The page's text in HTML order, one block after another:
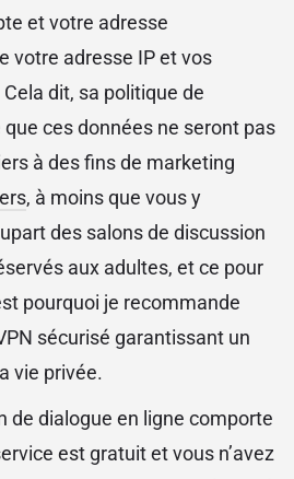
et votre adresse
votre adresse IP et vos
dit, sa politique de
ces données ne seront pas
à des fins de marketing
, à moins que vous y
des salons de discussion
aux adultes, et ce pour
pourquoi je recommande
sécurisé garantissant un
vie privée.
de dialogue en ligne comporte
est gratuit et vous n’avez